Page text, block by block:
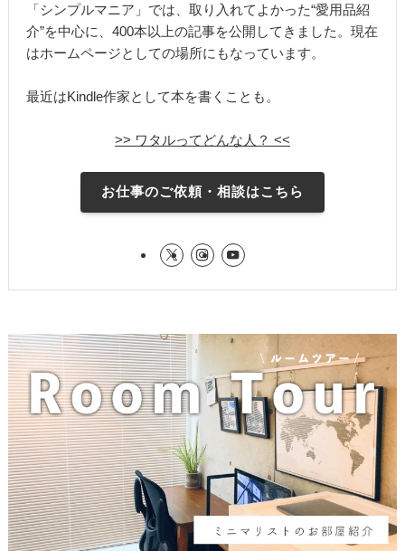
「シンプルマニア」では、取り入れてよかった“愛用品紹
介”を中心に、400本以上の記事を公開してきました。現在
はホームページとしての場所にもなっています。
最近はKindle作家として本を書くことも。
>> ワタルってどんな人？ <<
お仕事のご依頼・相談はこちら